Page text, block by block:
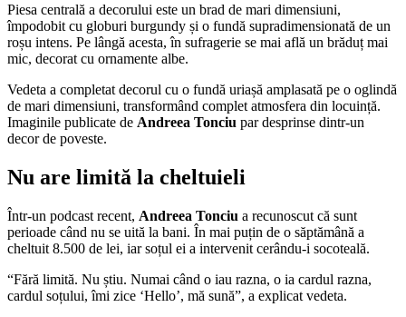
Piesa centrală a decorului este un brad de mari dimensiuni,
împodobit cu globuri burgundy și o fundă supradimensionată de un
roșu intens. Pe lângă acesta, în sufragerie se mai află un brăduț mai
mic, decorat cu ornamente albe.
Vedeta a completat decorul cu o fundă uriașă amplasată pe o oglindă
de mari dimensiuni, transformând complet atmosfera din locuință.
Imaginile publicate de Andreea Tonciu par desprinse dintr-un
decor de poveste.
Nu are limită la cheltuieli
Într-un podcast recent, Andreea Tonciu a recunoscut că sunt
perioade când nu se uită la bani. În mai puțin de o săptămână a
cheltuit 8.500 de lei, iar soțul ei a intervenit cerându-i socoteală.
“Fără limită. Nu știu. Numai când o iau razna, o ia cardul razna,
cardul soțului, îmi zice ‘Hello’, mă sună”, a explicat vedeta.